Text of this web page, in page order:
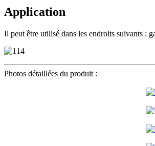
Application
Il peut être utilisé dans les endroits suivants :
Photos détaillées du produit :